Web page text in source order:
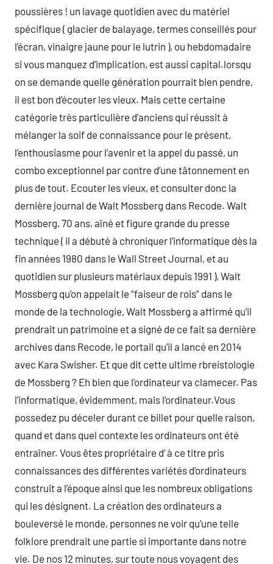
poussières ! un lavage quotidien avec du matériel
spécifique ( glacier de balayage, termes conseillés pour
l’écran, vinaigre jaune pour le lutrin ), ou hebdomadaire
si vous manquez d’implication, est aussi capital.lorsqu
on se demande quelle génération pourrait bien pendre,
il est bon d’écouter les vieux. Mais cette certaine
catégorie très particulière d’anciens qui réussit à
mélanger la soif de connaissance pour le présent,
l’enthousiasme pour l’avenir et la appel du passé, un
combo exceptionnel par contre d’une tâtonnement en
plus de tout. Ecouter les vieux, et consulter donc la
dernière journal de Walt Mossberg dans Recode. Walt
Mossberg, 70 ans, aîné et figure grande du presse
technique ( il a débuté à chroniquer l’informatique dès la
fin années 1980 dans le Wall Street Journal, et au
quotidien sur plusieurs matériaux depuis 1991 ), Walt
Mossberg qu’on appelait le “faiseur de rois” dans le
monde de la technologie, Walt Mossberg a affirmé qu’il
prendrait un patrimoine et a signé de ce fait sa dernière
archives dans Recode, le portail qu’il a lancé en 2014
avec Kara Swisher. Et que dit cette ultime rbreistologie
de Mossberg ? Eh bien que l’ordinateur va clamecer. Pas
l’informatique, évidemment, mais l’ordinateur.Vous
possedez pu déceler durant ce billet pour quelle raison,
quand et dans quel contexte les ordinateurs ont été
entraîner. Vous êtes propriétaire d’ à ce titre pris
connaissances des différentes variétés d’ordinateurs
construit a l’époque ainsi que les nombreux obligations
qui les désignent. La création des ordinateurs a
bouleversé le monde, personnes ne voir qu’une telle
folklore prendrait une partie si importante dans notre
vie. De nos 12 minutes, sur toute nous voyagent des